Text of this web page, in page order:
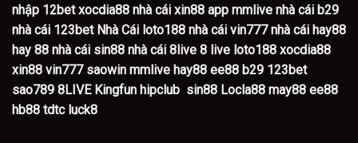
nhập 12bet xocdia88 nhà cái xin88 app mmlive nhà cái b29
nhà cái 123bet Nhà Cái loto188 nhà cái vin777 nhà cái hay88
hay 88 nhà cái sin88 nhà cái 8live 8 live loto188 xocdia88
xin88 vin777 saowin mmlive hay88 ee88 b29 123bet
sao789 8LIVE Kingfun hipclub sin88 Locla88 may88 ee88
hb88 tdtc luck8